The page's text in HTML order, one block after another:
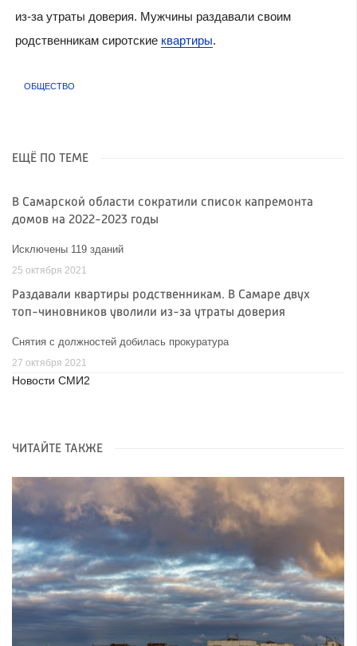
из-за утраты доверия. Мужчины раздавали своим
родственникам сиротские квартиры.
ОБЩЕСТВО
ЕЩЁ ПО ТЕМЕ
В Самарской области сократили список капремонта
домов на 2022-2023 годы
Исключены 119 зданий
25 октября 2021
Раздавали квартиры родственникам. В Самаре двух
топ-чиновников уволили из-за утраты доверия
Снятия с должностей добилась прокуратура
27 октября 2021
Новости СМИ2
ЧИТАЙТЕ ТАКЖЕ